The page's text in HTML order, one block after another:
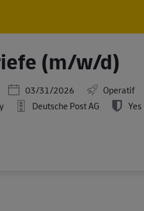
(m/w/d)
Posted Date
03/31/2026 Operatif
Deutsche Post AG Yes